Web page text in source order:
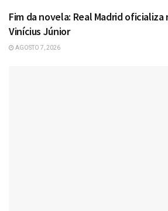
Fim da novela: Real Madrid
Vinícius Júnior
AGOSTO 7, 2026